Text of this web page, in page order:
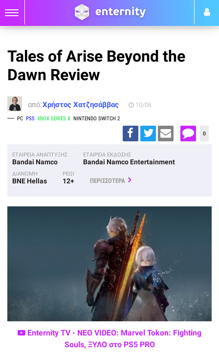
Tales of Arise Beyond the
Dawn Review
από Χρήστος Χατζησάββας 10/06
PC PS5 XBOX SERIES X NINTENDO SWITCH 2
0
ΕΤΑΙΡΕΙΑ ΑΝΑΠΤΥΞΗΣ
Bandai Namco
ΕΤΑΙΡΕΙΑ ΕΚΔΟΣΗΣ
Bandai Namco Entertainment
ΔΙΑΝΟΜΗ
BNE Hellas
PEGI
12+ ΠΕΡΙΣΣΟΤΕΡΑ
Enternity TV - ΝΕΟ VIDEO: Marvel Tokon: Fighting
Souls, ΞΥΛΟ στο PS5 PRO